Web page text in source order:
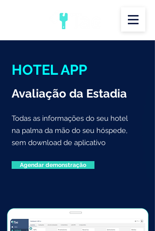
HOTEL APP
Avaliação da Estadia
Todas as informações do seu hotel
na palma da mão do seu hóspede,
sem download de aplicativo
Agendar demonstração